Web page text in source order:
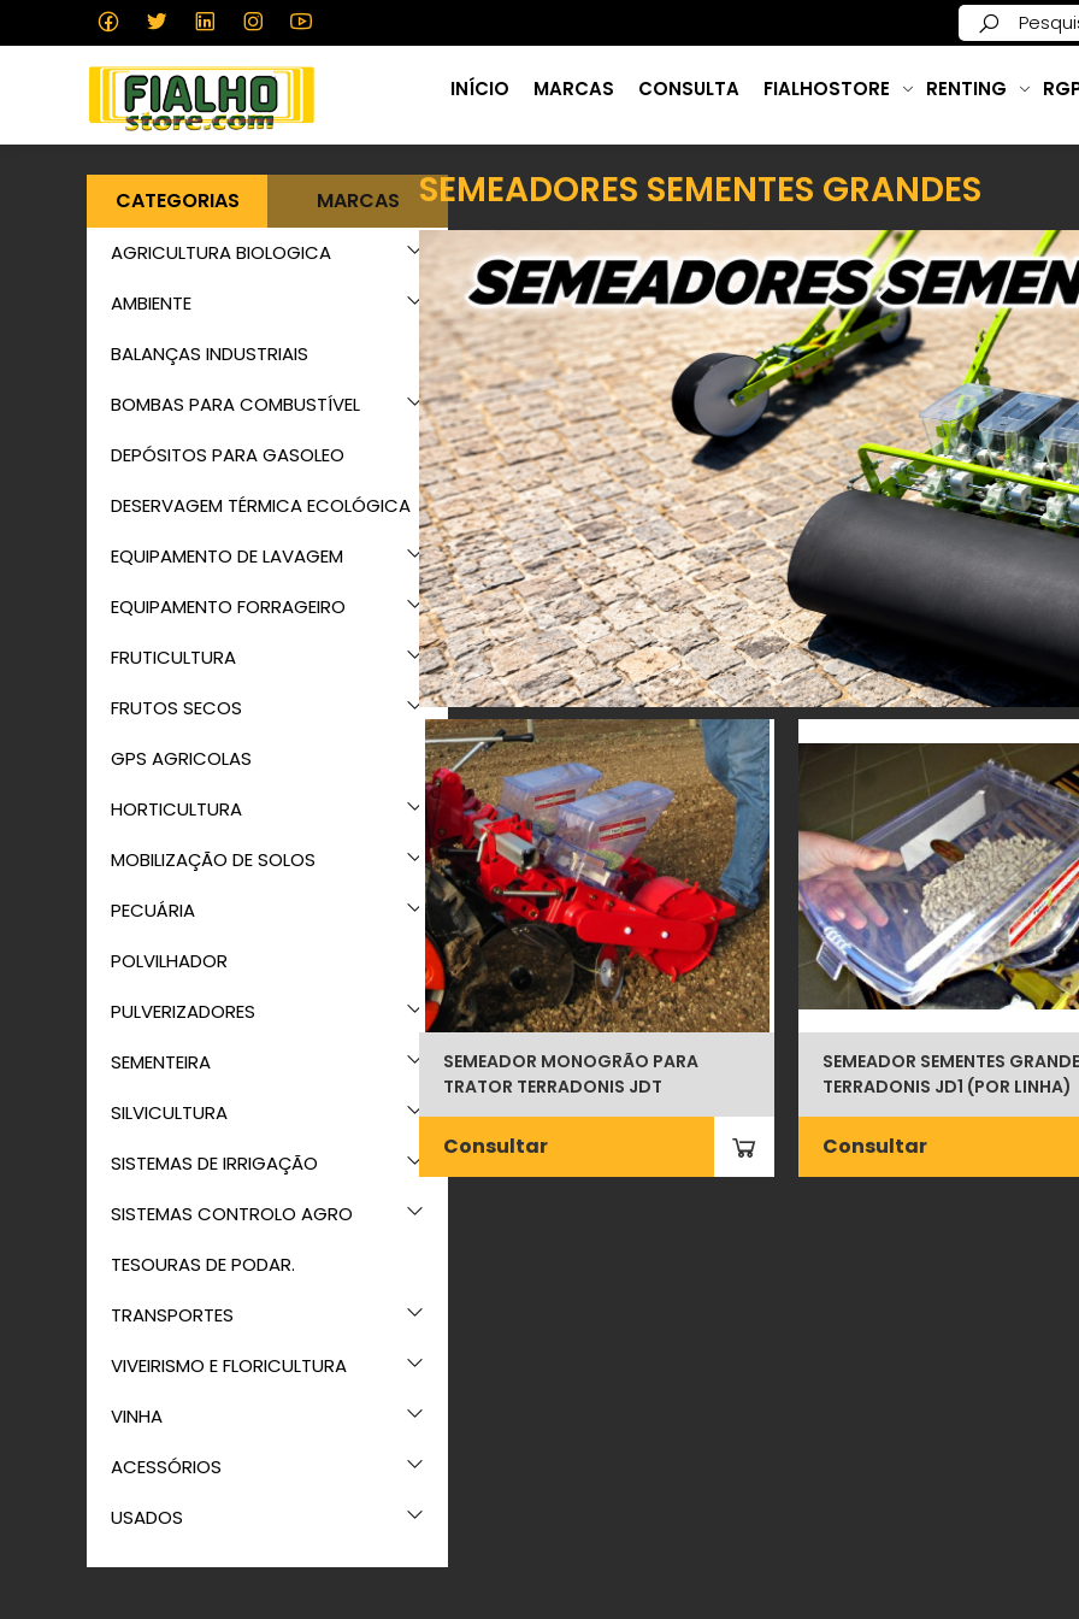
INÍCIO MARCAS CONSULTA FIALHOSTORE RENTING
CATEGORIAS MARCAS
AGRICULTURA BIOLOGICA
AMBIENTE
BALANÇAS INDUSTRIAIS
BOMBAS PARA COMBUSTÍVEL
DEPÓSITOS PARA GASOLEO
DESERVAGEM TÉRMICA ECOLÓGICA
EQUIPAMENTO DE LAVAGEM
EQUIPAMENTO FORRAGEIRO
FRUTICULTURA
FRUTOS SECOS
GPS AGRICOLAS
HORTICULTURA
MOBILIZAÇÃO DE SOLOS
PECUÁRIA
POLVILHADOR
PULVERIZADORES
SEMENTEIRA
SILVICULTURA
SISTEMAS DE IRRIGAÇÃO
SISTEMAS CONTROLO AGRO
TESOURAS DE PODAR.
TRANSPORTES
VIVEIRISMO E FLORICULTURA
VINHA
ACESSÓRIOS
USADOS
SEMEADORES SEMENTES GRANDES
SEMEADOR MONOGRÃO PARA
TRATOR TERRADONIS JDT
Consultar
SEMEADOR SEMENTES
TERRADONIS JD1 (POR LINHA)
Consultar